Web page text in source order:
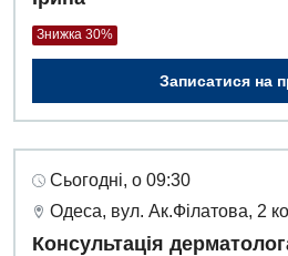
Педіатрія
Знижка 30%
Записатися на
Сьогодні, о 09:30
Одеса, вул. Ак.Філатова, 2
Консультація